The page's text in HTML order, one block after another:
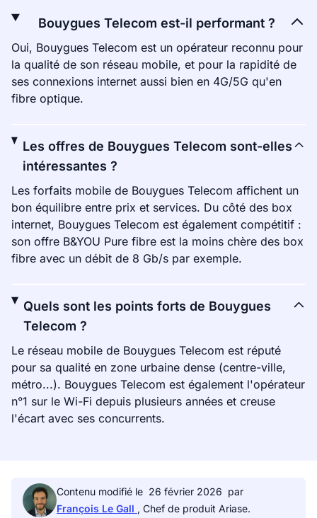
Bouygues Telecom est-il performant ?
Oui, Bouygues Telecom est un opérateur reconnu pour
la qualité de son réseau mobile, et pour la rapidité de
ses connexions internet aussi bien en 4G/5G qu'en
fibre optique.
Les offres de Bouygues Telecom sont-elles
intéressantes ?
Les forfaits mobile de Bouygues Telecom affichent un
bon équilibre entre prix et services. Du côté des box
internet, Bouygues Telecom est également compétitif :
son offre B&YOU Pure fibre est la moins chère des box
fibre avec un débit de 8 Gb/s par exemple.
Quels sont les points forts de Bouygues
Telecom ?
Le réseau mobile de Bouygues Telecom est réputé
pour sa qualité en zone urbaine dense (centre-ville,
métro...). Bouygues Telecom est également l'opérateur
n°1 sur le Wi-Fi depuis plusieurs années et creuse
l'écart avec ses concurrents.
Contenu modifié le 26 février 2026 par
François Le Gall , Chef de produit Ariase.